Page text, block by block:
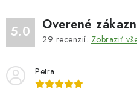
5.0 Overené
29 recenzií. Zobraziť
Petra